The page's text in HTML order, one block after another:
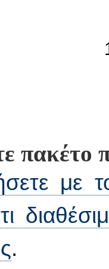
πακέτο
με
.